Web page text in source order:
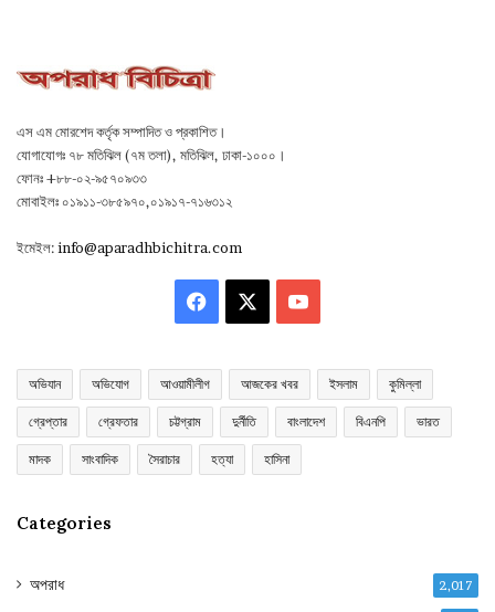
এস এম মোরশেদ কর্তৃক সম্পাদিত ও প্রকাশিত।
যোগাযোগঃ ৭৮ মতিঝিল (৭ম তলা), মতিঝিল, ঢাকা-১০০০।
ফোনঃ +৮৮-০২-৯৫৭০৯৩৩
মোবাইলঃ ০১৯১১-৩৮৫৯৭০,০১৯১৭-৭১৬৩১২
ইমেইল:info@aparadhbichitra.com
Facebook YouTube
অভিযান অভিযোগ আওয়ামীলীগ আজকের খবর ইসলাম কুমিল্লা
গ্রেপ্তার গ্রেফতার চট্টগ্রাম দুর্নীতি বাংলাদেশ বিএনপি ভারত
মাদক সাংবাদিক সৈরাচার হত্যা হাসিনা
Categories
অপরাধ 2,017